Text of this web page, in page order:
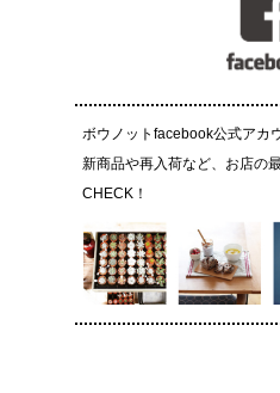
ボウノットfacebook公式アカ
新商品や再入荷など、お店の
CHECK！